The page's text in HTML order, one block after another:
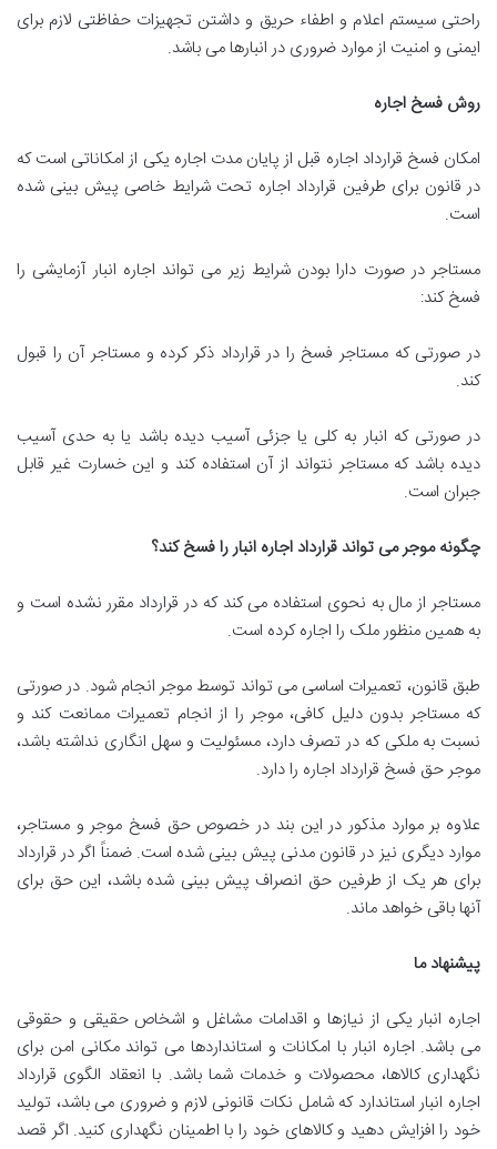
راحتی سیستم اعلام و اطفاء حریق و داشتن تجهیزات حفاظتی لازم برای
ایمنی و امنیت از موارد ضروری در انبارها می باشد.
روش فسخ اجاره
امکان فسخ قرارداد اجاره قبل از پایان مدت اجاره یکی از امکاناتی است که
در قانون برای طرفین قرارداد اجاره تحت شرایط خاصی پیش بینی شده
است.
مستاجر در صورت دارا بودن شرایط زیر می تواند اجاره انبار آزمایشی را
فسخ کند:
در صورتی که مستاجر فسخ را در قرارداد ذکر کرده و مستاجر آن را قبول
کند.
در صورتی که انبار به کلی یا جزئی آسیب دیده باشد یا به حدی آسیب
دیده باشد که مستاجر نتواند از آن استفاده کند و این خسارت غیر قابل
جبران است.
چگونه موجر می تواند قرارداد اجاره انبار را فسخ کند؟
مستاجر از مال به نحوی استفاده می کند که در قرارداد مقرر نشده است و
به همین منظور ملک را اجاره کرده است.
طبق قانون، تعمیرات اساسی می تواند توسط موجر انجام شود. در صورتی
که مستاجر بدون دلیل کافی، موجر را از انجام تعمیرات ممانعت کند و
نسبت به ملکی که در تصرف دارد، مسئولیت و سهل انگاری نداشته باشد،
موجر حق فسخ قرارداد اجاره را دارد.
علاوه بر موارد مذکور در این بند در خصوص حق فسخ موجر و مستاجر،
موارد دیگری نیز در قانون مدنی پیش بینی شده است. ضمناً اگر در قرارداد
برای هر یک از طرفین حق انصراف پیش بینی شده باشد، این حق برای
آنها باقی خواهد ماند.
پیشنهاد ما
اجاره انبار یکی از نیازها و اقدامات مشاغل و اشخاص حقیقی و حقوقی
می باشد. اجاره انبار با امکانات و استانداردها می تواند مکانی امن برای
نگهداری کالاها، محصولات و خدمات شما باشد. با انعقاد الگوی قرارداد
اجاره انبار استاندارد که شامل نکات قانونی لازم و ضروری می باشد، تولید
خود را افزایش دهید و کالاهای خود را با اطمینان نگهداری کنید. اگر قصد